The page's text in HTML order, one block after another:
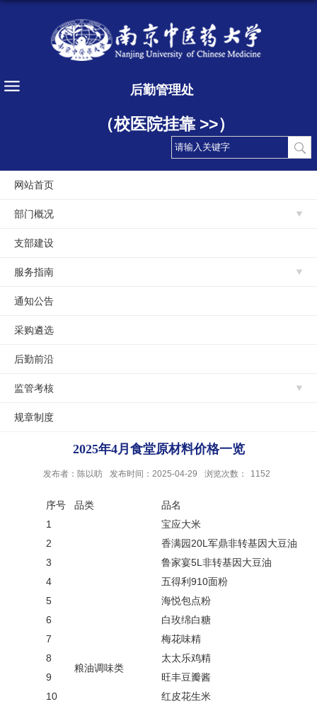
后勤管理处
（校医院挂靠 >>）
网站首页
部门概况
支部建设
服务指南
通知公告
采购遴选
后勤前沿
监管考核
规章制度
2025年4月食堂原材料价格一览
发布者：陈以昉 发布时间：2025-04-29 浏览次数： 1152
序号 品类
品名
1
粮油调味类
宝应大米
2
香满园20L军鼎非转基因大豆油
3
鲁家宴5L非转基因大豆油
4
五得利910面粉
5
海悦包点粉
6
白玫绵白糖
7
梅花味精
8
太太乐鸡精
9
旺丰豆瓣酱
10
红皮花生米